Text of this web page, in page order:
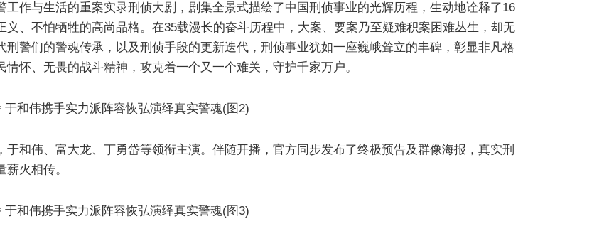
工作与生活的重案实录刑侦大剧，剧集全景式描绘了中国刑侦事业的光辉历程，生动地诠释了16
、不怕牺牲的高尚品格。在35载漫长的奋斗历程中，大案、要案乃至疑难积案困难丛生，却无
警们的警魂传承，以及刑侦手段的更新迭代，刑侦事业犹如一座巍峨耸立的丰碑，彰显非凡格
怀、无畏的战斗精神，攻克着一个又一个难关，守护千家万户。
和伟、富大龙、丁勇岱等领衔主演。伴随开播，官方同步发布了终极预告及群像海报，真实刑
火相传。